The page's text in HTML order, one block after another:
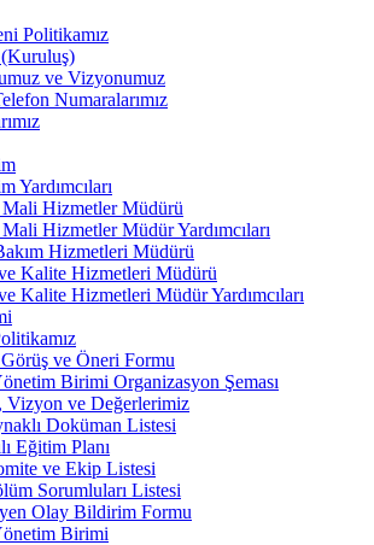
Politikamız
ve Vizyonumuz
Numaralarımız
Yardımcıları
Hizmetler Müdürü
Hizmetler Müdür Yardımcıları
Hizmetleri Müdürü
Kalite Hizmetleri Müdürü
Kalite Hizmetleri Müdür Yardımcıları
Görüş ve Öneri Formu
Birimi Organizasyon Şeması
Vizyon ve Değerlerimiz
Doküman Listesi
Eğitim Planı
ve Ekip Listesi
Sorumluları Listesi
Olay Bildirim Formu
Birimi